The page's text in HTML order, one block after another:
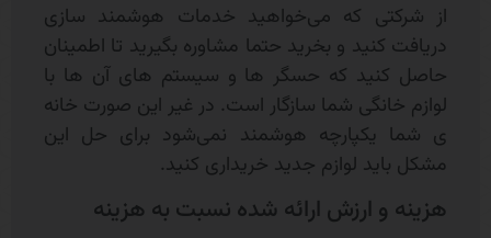
از شرکتی که می‌خواهید خدمات هوشمند سازی
دریافت کنید و بخرید حتما مشاوره بگیرید تا اطمینان
حاصل کنید که حسگر ها و سیستم های آن ها با
لوازم خانگی شما سازگار است. در غیر این صورت خانه
ی شما یکپارچه هوشمند نمی‌شود برای حل این
مشکل باید لوازم جدید خریداری کنید.
هزینه و ارزش ارائه شده نسبت به هزینه